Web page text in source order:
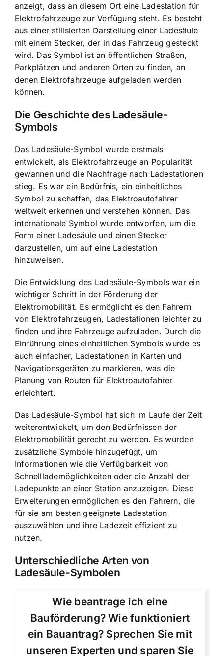
anzeigt, dass an diesem Ort eine Ladestation für
Elektrofahrzeuge zur Verfügung steht. Es besteht
aus einer stilisierten Darstellung einer Ladesäule
mit einem Stecker, der in das Fahrzeug gesteckt
wird. Das Symbol ist an öffentlichen Straßen,
Parkplätzen und anderen Orten zu finden, an
denen Elektrofahrzeuge aufgeladen werden
können.
Die Geschichte des Ladesäule-
Symbols
Das Ladesäule-Symbol wurde erstmals
entwickelt, als Elektrofahrzeuge an Popularität
gewannen und die Nachfrage nach Ladestationen
stieg. Es war ein Bedürfnis, ein einheitliches
Symbol zu schaffen, das Elektroautofahrer
weltweit erkennen und verstehen können. Das
internationale Symbol wurde entworfen, um die
Form einer Ladesäule und einen Stecker
darzustellen, um auf eine Ladestation
hinzuweisen.
Die Entwicklung des Ladesäule-Symbols war ein
wichtiger Schritt in der Förderung der
Elektromobilität. Es ermöglicht es den Fahrern
von Elektrofahrzeugen, Ladestationen leichter zu
finden und ihre Fahrzeuge aufzuladen. Durch die
Einführung eines einheitlichen Symbols wurde es
auch einfacher, Ladestationen in Karten und
Navigationsgeräten zu markieren, was die
Planung von Routen für Elektroautofahrer
erleichtert.
Das Ladesäule-Symbol hat sich im Laufe der Zeit
weiterentwickelt, um den Bedürfnissen der
Elektromobilität gerecht zu werden. Es wurden
zusätzliche Symbole hinzugefügt, um
Informationen wie die Verfügbarkeit von
Schnelllademöglichkeiten oder die Anzahl der
Ladepunkte an einer Station anzuzeigen. Diese
Erweiterungen ermöglichen es den Fahrern, die
für sie am besten geeignete Ladestation
auszuwählen und ihre Ladezeit effizient zu
nutzen.
Unterschiedliche Arten von
Ladesäule-Symbolen
Wie beantrage ich eine
Bauförderung? Wie funktioniert
ein Bauantrag? Sprechen Sie mit
unseren Experten und sparen Sie